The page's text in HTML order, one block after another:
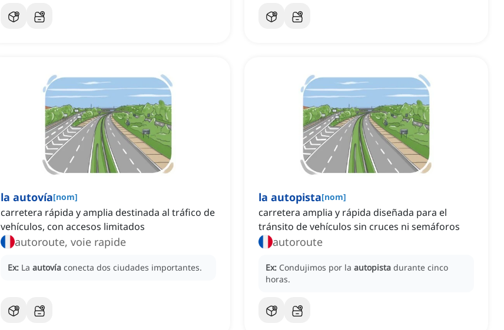
la autovía[nom]
carretera rápida y amplia destinada al tráfico de
vehículos, con accesos limitados
autoroute, voie rapide
Ex: La autovía conecta dos ciudades importantes.
la autopista[nom]
carretera amplia y rápida diseñada para el
tránsito de vehículos sin cruces ni semáforos
autoroute
Ex: Condujimos por la autopista durante cinco
horas.